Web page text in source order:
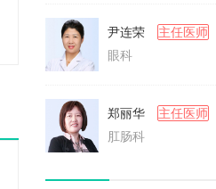
尹连荣
主任医师
眼科
郑丽华
主任医师
肛肠科